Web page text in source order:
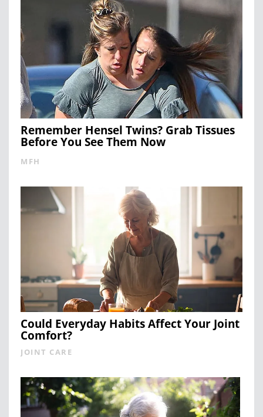
Remember Hensel Twins? Grab Tissues
Before You See Them Now
MFH
Could Everyday Habits Affect Your Joint
Comfort?
JOINT CARE